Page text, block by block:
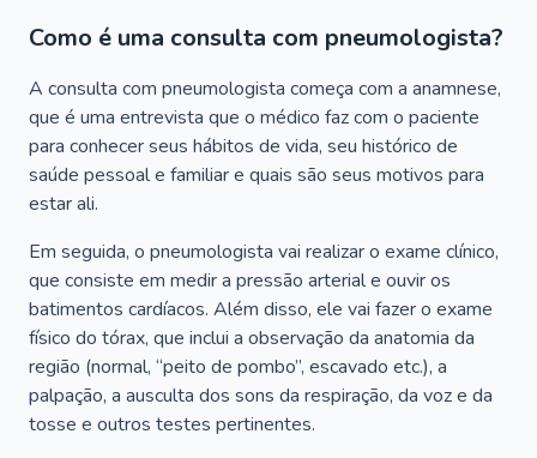
Como é uma consulta com pneumologista?
A consulta com pneumologista começa com a anamnese,
que é uma entrevista que o médico faz com o paciente
para conhecer seus hábitos de vida, seu histórico de
saúde pessoal e familiar e quais são seus motivos para
estar ali.
Em seguida, o pneumologista vai realizar o exame clínico,
que consiste em medir a pressão arterial e ouvir os
batimentos cardíacos. Além disso, ele vai fazer o exame
físico do tórax, que inclui a observação da anatomia da
região (normal, “peito de pombo”, escavado etc.), a
palpação, a ausculta dos sons da respiração, da voz e da
tosse e outros testes pertinentes.